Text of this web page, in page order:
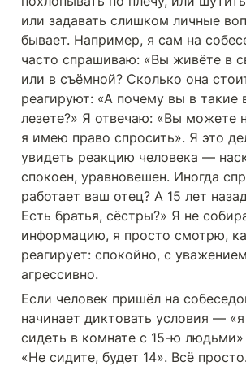
или задавать слишком личные
бывает. Например, я сам на
часто спрашиваю: «Вы живёте в
или в съёмной? Сколько она
реагируют: «А почему вы в такие
лезете?» Я отвечаю: «Вы можете
я имею право спросить». Я это
увидеть реакцию человека —
спокоен, уравновешен. Иногда
работает ваш отец? А 15 лет
Есть братья, сёстры?» Я не
информацию, я просто смотрю,
реагирует: спокойно, с
агрессивно.
Если человек пришёл на
начинает диктовать условия —
сидеть в комнате с 15-ю
«Не сидите, будет 14». Всё просто.